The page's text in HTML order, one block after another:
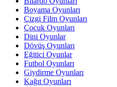
Boyama Oyunları
Çizgi Film Oyunları
Çocuk Oyunları
Dini Oyunlar
Dövüş Oyunları
Eğitici Oyunlar
Futbol Oyunları
Giydirme Oyunları
Kağıt Oyunları